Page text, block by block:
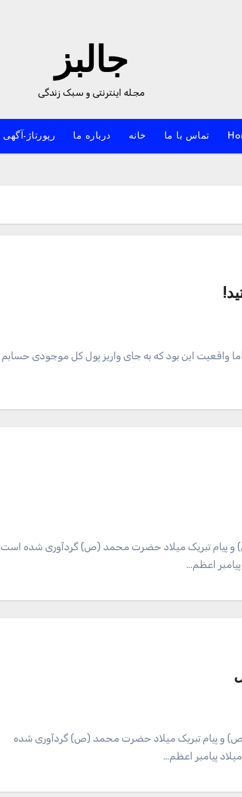
جالبز
مجله اینترنتی و سبک زندگی
تماس با ما خانه درباره ما رپورتاژ-آگهی
واقعیت این بود که به جای واریز پول کل موجودی حسابم
و پیام تبریک میلاد حضرت محمد (ص) گردآوری شده است
اعظم…
و پیام تبریک میلاد حضرت محمد (ص) گردآوری شده
پیامبر اعظم…